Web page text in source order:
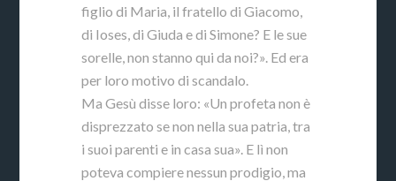
figlio di Maria, il fratello di Giacomo,
di Ioses, di Giuda e di Simone? E le sue
sorelle, non stanno qui da noi?». Ed era
per loro motivo di scandalo.
Ma Gesù disse loro: «Un profeta non è
disprezzato se non nella sua patria, tra
i suoi parenti e in casa sua». E lì non
poteva compiere nessun prodigio, ma